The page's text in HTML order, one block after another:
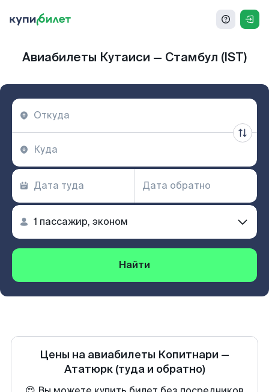
Авиабилеты Кутаиси — Стамбул (IST)
Найти
Цены на авиабилеты Копитнари —
Ататюрк (туда и обратно)